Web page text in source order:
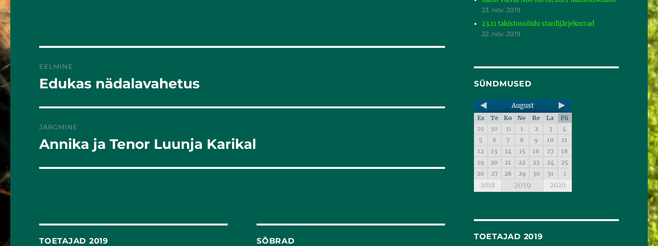
EELMINE
Eelmine
Edukas nädalavahetus
JÄRGMINE
Järgmine
Annika ja Tenor Luunja Karikal
TOETAJAD 2019 SÕBRAD
23. nov. 2019
23.11 takistussõidu stardijärjekorrad
22. nov. 2019
SÜNDMUSED
August
Es Te Ko Ne Re La
Pü
29
30 31 1 2 3
4
5
6 7 8 9 10
11
12
13 14 15 16 17
18
19
20 21 22 23 24
25
26
27 28 29 30 31 1
2018 2019 2020
TOETAJAD 2019